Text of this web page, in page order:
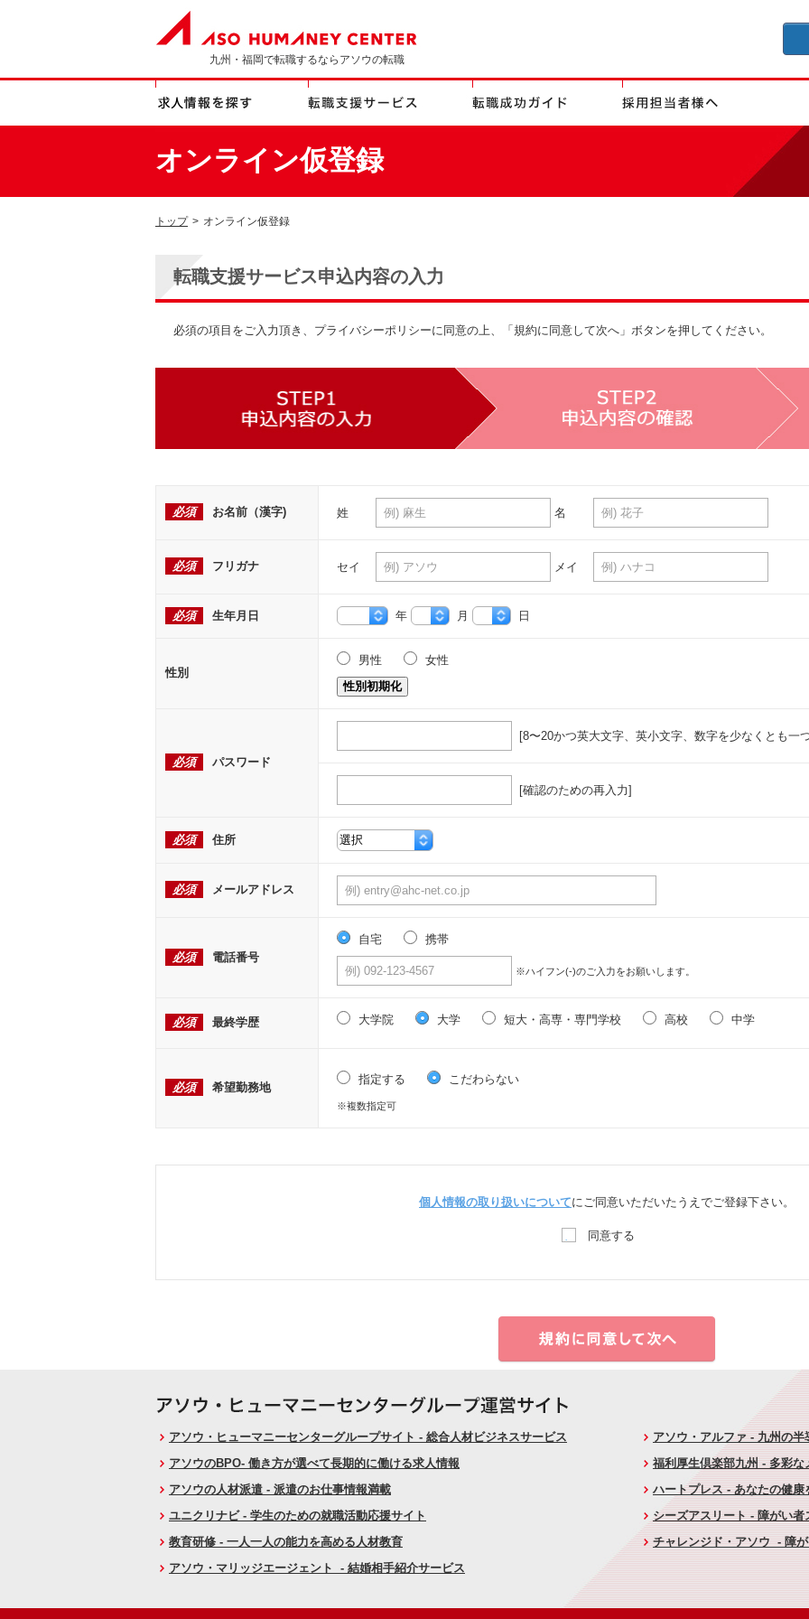
九州・福岡で転職するならアソウの転職
オンライン仮登録
トップ > オンライン仮登録
転職支援サービス申込内容の入力
必須の項目をご入力頂き、プライバシーポリシーに同意の上、「規約に同意して次へ」ボタンを押してください。
必須 お名前（漢字) 姓 名
必須 フリガナ セイ メイ
必須 生年月日 年 月 日
性別
男性
女性
性別初期化
必須 パスワード
[8〜20かつ英大文字、英小文字、数字を少なくとも一
[確認のための再入力]
必須 住所
必須 メールアドレス
必須 電話番号
自宅 携帯
※ハイフン(-)のご入力をお願いします。
必須 最終学歴 大学院 大学 短大・高専・専門学校 高校 中学
必須 希望勤務地
指定する こだわらない
※複数指定可
個人情報の取り扱いについてにご同意いただいたうえでご登録下さい。
同意する
アソウ・ヒューマニーセンターグループサイト - 総合人材ビジネスサービス
アソウのBPO- 働き方が選べて長期的に働ける求人情報
アソウの人材派遣 - 派遣のお仕事情報満載
ユニクリナビ - 学生のための就職活動応援サイト
教育研修 - 一人一人の能力を高める人材教育
アソウ・マリッジエージェント - 結婚相手紹介サービス
アソウ・アルファ - 九州の
福利厚生倶楽部九州 - 多彩
ハートプレス - あなたの健康
シーズアスリート - 障がい
チャレンジド・アソウ - 障